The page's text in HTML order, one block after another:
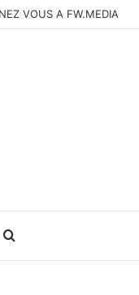
VOUS A FW.MEDIA
Rechercher